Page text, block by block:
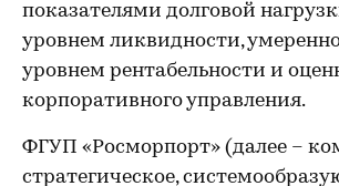
показателями долговой
уровнем ликвидности,
уровнем рентабельности и
корпоративного управления.
ФГУП «Росморпорт» (далее –
стратегическое,